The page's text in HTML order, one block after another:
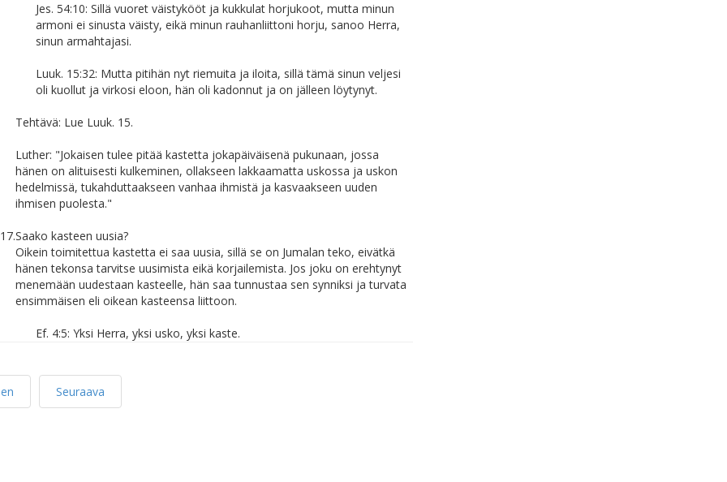
Jes. 54:10: Sillä vuoret väistykööt ja kukkulat horjukoot, mutta minun
armoni ei sinusta väisty, eikä minun rauhanliittoni horju, sanoo Herra,
sinun armahtajasi.
Luuk. 15:32: Mutta pitihän nyt riemuita ja iloita, sillä tämä sinun veljesi
oli kuollut ja virkosi eloon, hän oli kadonnut ja on jälleen löytynyt.
Tehtävä: Lue Luuk. 15.
Luther: "Jokaisen tulee pitää kastetta jokapäiväisenä pukunaan, jossa
hänen on alituisesti kulkeminen, ollakseen lakkaamatta uskossa ja uskon
hedelmissä, tukahduttaakseen vanhaa ihmistä ja kasvaakseen uuden
ihmisen puolesta."
Saako kasteen uusia?
Oikein toimitettua kastetta ei saa uusia, sillä se on Jumalan teko, eivätkä
hänen tekonsa tarvitse uusimista eikä korjailemista. Jos joku on erehtynyt
menemään uudestaan kasteelle, hän saa tunnustaa sen synniksi ja turvata
ensimmäisen eli oikean kasteensa liittoon.
Ef. 4:5: Yksi Herra, yksi usko, yksi kaste.
Seuraava